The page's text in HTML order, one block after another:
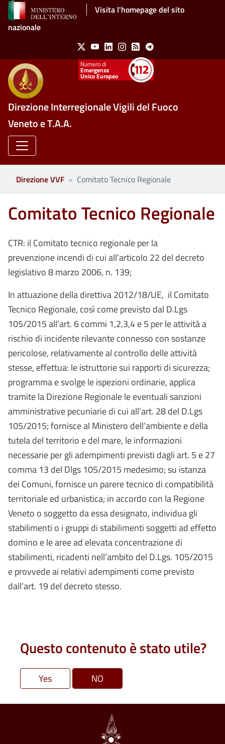
Salta al contenuto principaleVisita l'homepage del sito
nazionale
Social Menu
X YoutubeLinkedinInstagram
Feed Telegram
Emergenza
Unico Europeo
Direzione Interregionale Vigili del Fuoco
Veneto e T.A.A.
Direzione VVF Comitato Tecnico Regionale
Comitato Tecnico Regionale
CTR: il Comitato tecnico regionale per la
prevenzioneincendi di cui all’articolo 22 del decreto
legislativo 8 marzo 2006, n. 139;
In attuazione della direttiva 2012/18/UE, il Comitato
Tecnico Regionale, così come previsto dal D.Lgs
105/2015 all’art. 6 commi 1,2,3,4 e 5 per le attività a
rischio di incidente rilevante connesso con sostanze
pericolose, relativamente al controllo delle attività
stesse, effettua: le istruttorie sui rapporti di sicurezza;
programma e svolge le ispezioni ordinarie, applica
tramite la Direzione Regionale le eventuali sanzioni
amministrative pecuniarie di cui all’art. 28 del D.Lgs
105/2015; fornisce al Ministero dell’ambiente e della
tutela del territorio e del mare, le informazioni
necessarie per gli adempimenti previsti dagli art. 5 e 27
comma 13 del Dlgs 105/2015 medesimo; su istanza
dei Comuni, fornisce un parere tecnico di compatibilità
territoriale ed urbanistica; in accordo con la Regione
Veneto o soggetto da essa designato, individua gli
stabilimenti o i gruppi di stabilimenti soggetti ad effetto
domino e le aree ad elevata concentrazione di
stabilimenti, ricadenti nell’ambito del D.Lgs. 105/2015
e provvede ai relativi adempimenti come previsto
dall’art. 19 del decreto stesso.
Questo contenuto è stato utile?